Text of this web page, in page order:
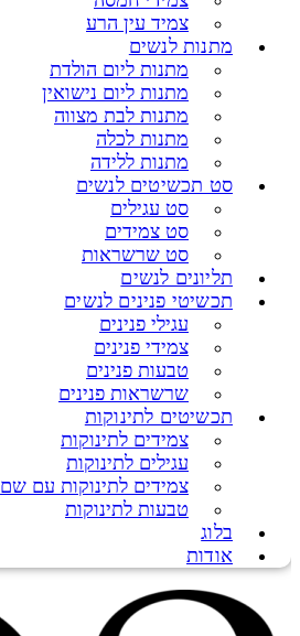
צמיד עין הרע
מתנות לנשים
מתנות ליום הולדת
מתנות ליום נישואין
מתנות לבת מצווה
מתנות לכלה
מתנות ללידה
סט תכשיטים לנשים
סט עגילים
סט צמידים
סט שרשראות
תליונים לנשים
תכשיטי פנינים לנשים
עגילי פנינים
צמידי פנינים
טבעות פנינים
שרשראות פנינים
תכשיטים לתינוקות
צמידים לתינוקות
עגילים לתינוקות
צמידים לתינוקות עם שם
טבעות לתינוקות
בלוג
אודות